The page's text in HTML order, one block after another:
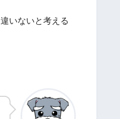
いないと考える